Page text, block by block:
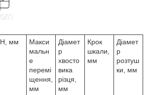
H, мм
Макси
мальн
е
перемі
щення,
мм
Діамет
р
хвосто
вика
різця,
мм
Крок
шкали,
мм
Діамет
р
розтуш
ки, мм